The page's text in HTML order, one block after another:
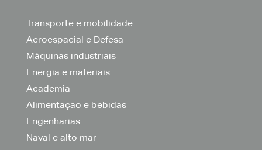
Transporte e mobilidade
Aeroespacial e Defesa
Máquinas industriais
Energia e materiais
Academia
Alimentação e bebidas
Engenharias
Naval e alto mar